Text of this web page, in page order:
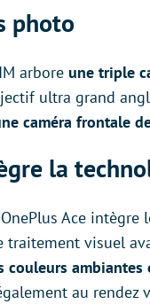
photo
arbore une triple
ultra grand
caméra frontale
la
Ace
visuel
couleurs
au rendez